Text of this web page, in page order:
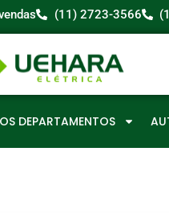
(11) 2723-3566
DEPARTAMENTOS